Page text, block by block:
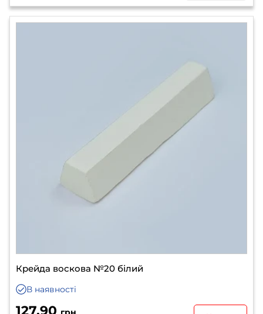
Крейда воскова №20 білий
В наявності